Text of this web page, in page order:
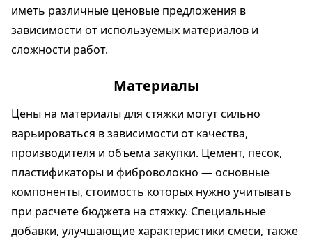
иметь различные ценовые предложения в
зависимости от используемых материалов и
сложности работ.
Материалы
Цены на материалы для стяжки могут сильно
варьироваться в зависимости от качества,
производителя и объема закупки. Цемент, песок,
пластификаторы и фиброволокно — основные
компоненты, стоимость которых нужно учитывать
при расчете бюджета на стяжку. Специальные
добавки, улучшающие характеристики смеси, также